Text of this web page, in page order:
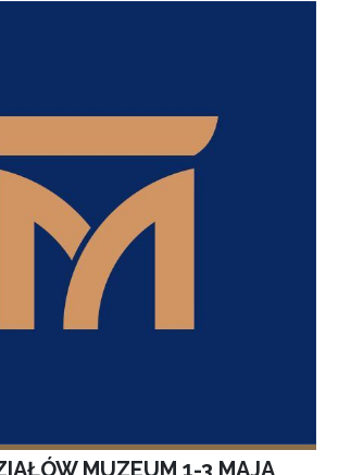
MUZEUM 1-3 MAJA